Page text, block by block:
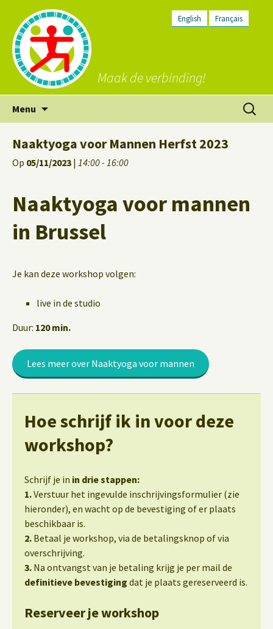
English Français
Maak de verbinding!
Menu
inhoud
Zoeken
naar:
Naaktyoga voor Mannen Herfst 2023
Op 05/11/2023 | 14:00 - 16:00
Naaktyoga voor mannen
in Brussel
Je kan deze workshop volgen:
live in de studio
Duur: 120 min.
Lees meer over Naaktyoga voor mannen
Hoe schrijf ik in voor deze
workshop?
Schrijf je in in drie stappen:
1.Verstuur het ingevulde inschrijvingsformulier (zie
hieronder), en wacht op de bevestiging of er plaats
beschikbaar is.
2. Betaal je workshop, via de betalingsknop of via
overschrijving.
3. Na ontvangst van je betaling krijg je per mail de
definitieve bevestiging dat je plaats gereserveerd is.
Reserveer je workshop